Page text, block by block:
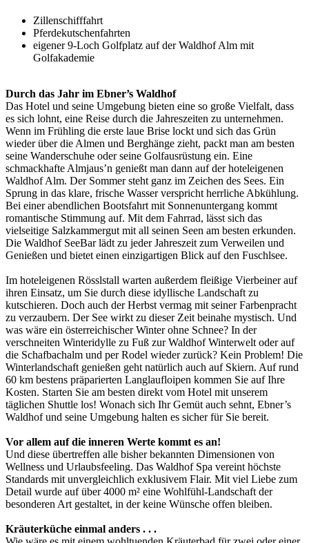
Zillenschifffahrt
Pferdekutschenfahrten
eigener 9-Loch Golfplatz auf der Waldhof Alm mit
Golfakademie
Durch das Jahr im Ebner’s Waldhof
Das Hotel und seine Umgebung bieten eine so große Vielfalt, dass
es sich lohnt, eine Reise durch die Jahreszeiten zu unternehmen.
Wenn im Frühling die erste laue Brise lockt und sich das Grün
wieder über die Almen und Berghänge zieht, packt man am besten
seine Wanderschuhe oder seine Golfausrüstung ein. Eine
schmackhafte Almjaus’n genießt man dann auf der hoteleigenen
Waldhof Alm. Der Sommer steht ganz im Zeichen des Sees. Ein
Sprung in das klare, frische Wasser verspricht herrliche Abkühlung.
Bei einer abendlichen Bootsfahrt mit Sonnenuntergang kommt
romantische Stimmung auf. Mit dem Fahrrad, lässt sich das
vielseitige Salzkammergut mit all seinen Seen am besten erkunden.
Die Waldhof SeeBar lädt zu jeder Jahreszeit zum Verweilen und
Genießen und bietet einen einzigartigen Blick auf den Fuschlsee.
Im hoteleigenen Rösslstall warten außerdem fleißige Vierbeiner auf
ihren Einsatz, um Sie durch diese idyllische Landschaft zu
kutschieren. Doch auch der Herbst vermag mit seiner Farbenpracht
zu verzaubern. Der See wirkt zu dieser Zeit beinahe mystisch. Und
was wäre ein österreichischer Winter ohne Schnee? In der
verschneiten Winteridylle zu Fuß zur Waldhof Winterwelt oder auf
die Schafbachalm und per Rodel wieder zurück? Kein Problem! Die
Winterlandschaft genießen geht natürlich auch auf Skiern. Auf rund
60 km bestens präparierten Langlaufloipen kommen Sie auf Ihre
Kosten. Starten Sie am besten direkt vom Hotel mit unserem
täglichen Shuttle los! Wonach sich Ihr Gemüt auch sehnt, Ebner’s
Waldhof und seine Umgebung halten es sicher für Sie bereit.
Vor allem auf die inneren Werte kommt es an!
Und diese übertreffen alle bisher bekannten Dimensionen von
Wellness und Urlaubsfeeling. Das Waldhof Spa vereint höchste
Standards mit unvergleichlich exklusivem Flair. Mit viel Liebe zum
Detail wurde auf über 4000 m² eine Wohlfühl-Landschaft der
besonderen Art gestaltet, in der keine Wünsche offen bleiben.
Kräuterküche einmal anders . . .